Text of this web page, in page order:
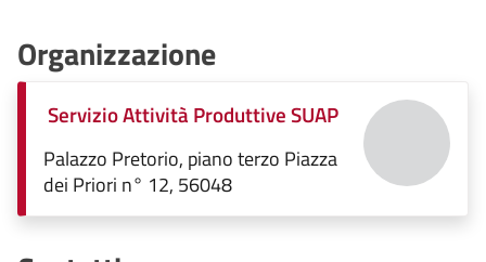
Organizzazione
Servizio Attività Produttive SUAP
Palazzo Pretorio, piano terzo Piazza
dei Priori n° 12, 56048